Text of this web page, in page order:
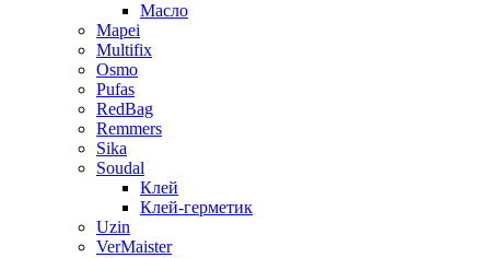
Масло
Mapei
Multifix
Osmo
Pufas
RedBag
Remmers
Sika
Soudal
Клей
Клей-герметик
Uzin
VerMaister